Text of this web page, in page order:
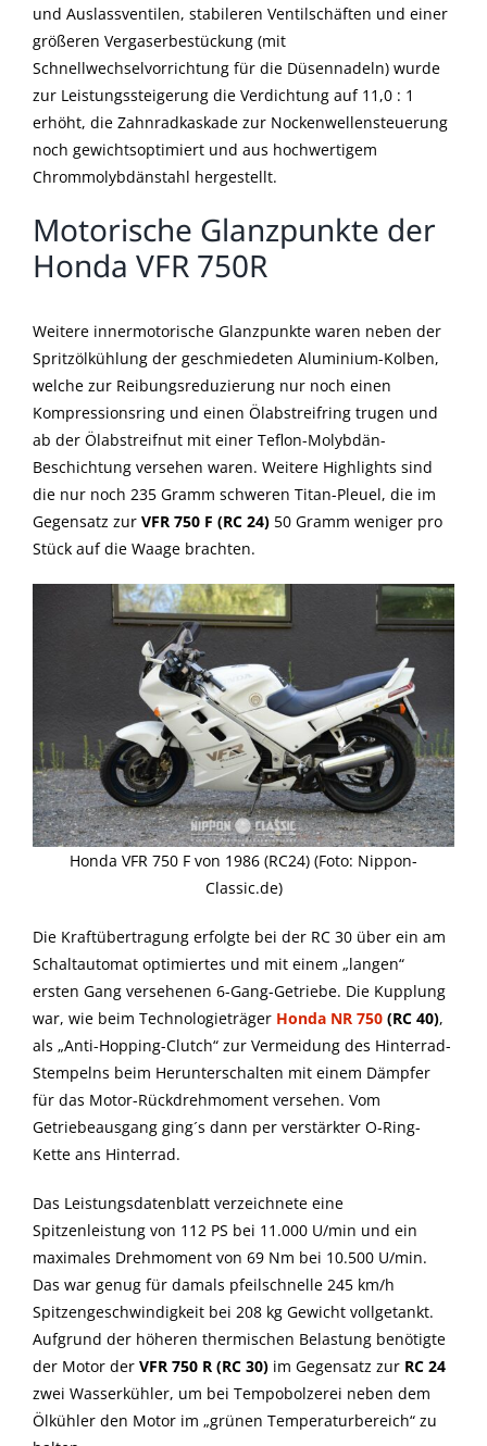
und Auslassventilen, stabileren Ventilschäften und einer
größeren Vergaserbestückung (mit
Schnellwechselvorrichtung für die Düsennadeln) wurde
zur Leistungssteigerung die Verdichtung auf 11,0 : 1
erhöht, die Zahnradkaskade zur Nockenwellensteuerung
noch gewichtsoptimiert und aus hochwertigem
Chrommolybdänstahl hergestellt.
Motorische Glanzpunkte der
Honda VFR 750R
Weitere innermotorische Glanzpunkte waren neben der
Spritzölkühlung der geschmiedeten Aluminium-Kolben,
welche zur Reibungsreduzierung nur noch einen
Kompressionsring und einen Ölabstreifring trugen und
ab der Ölabstreifnut mit einer Teflon-Molybdän-
Beschichtung versehen waren. Weitere Highlights sind
die nur noch 235 Gramm schweren Titan-Pleuel, die im
Gegensatz zur VFR 750 F (RC 24) 50 Gramm weniger pro
Stück auf die Waage brachten.
Honda VFR 750 F von 1986 (RC24) (Foto: Nippon-
Classic.de)
Die Kraftübertragung erfolgte bei der RC 30 über ein am
Schaltautomat optimiertes und mit einem „langen“
ersten Gang versehenen 6-Gang-Getriebe. Die Kupplung
war, wie beim Technologieträger Honda NR 750 (RC 40),
als „Anti-Hopping-Clutch“ zur Vermeidung des Hinterrad-
Stempelns beim Herunterschalten mit einem Dämpfer
für das Motor-Rückdrehmoment versehen. Vom
Getriebeausgang ging´s dann per verstärkter O-Ring-
Kette ans Hinterrad.
Das Leistungsdatenblatt verzeichnete eine
Spitzenleistung von 112 PS bei 11.000 U/min und ein
maximales Drehmoment von 69 Nm bei 10.500 U/min.
Das war genug für damals pfeilschnelle 245 km/h
Spitzengeschwindigkeit bei 208 kg Gewicht vollgetankt.
Aufgrund der höheren thermischen Belastung benötigte
der Motor der VFR 750 R (RC 30) im Gegensatz zur RC 24
zwei Wasserkühler, um bei Tempobolzerei neben dem
Ölkühler den Motor im „grünen Temperaturbereich“ zu